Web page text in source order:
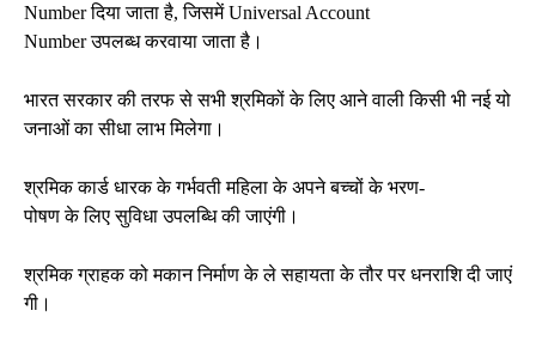
Number दिया जाता है, जिसमें Universal Account
Number उपलब्ध करवाया जाता है।
भारत सरकार की तरफ से सभी श्रमिकों के लिए आने वाली किसी भी नई यो
जनाओं का सीधा लाभ मिलेगा।
श्रमिक कार्ड धारक के गर्भवती महिला के अपने बच्चों के भरण-
पोषण के लिए सुविधा उपलब्धि की जाएंगी।
श्रमिक ग्राहक को मकान निर्माण के ले सहायता के तौर पर धनराशि दी जाएं
गी।